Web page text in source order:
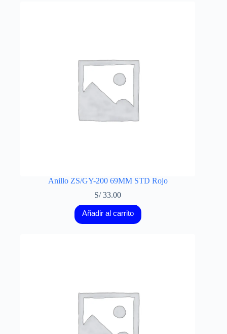
Anillo ZS/GY-200 69MM STD Rojo
S/33.00
Añadir al carrito